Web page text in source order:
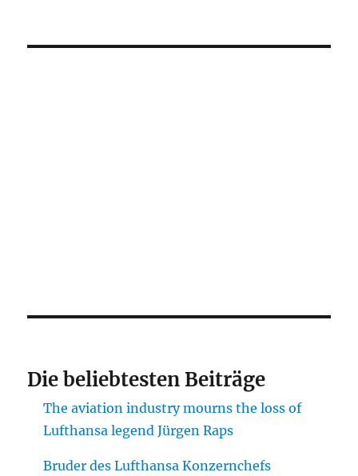
Die beliebtesten Beiträge
The aviation industry mourns the loss of
Lufthansa legend Jürgen Raps
Bruder des Lufthansa Konzernchefs